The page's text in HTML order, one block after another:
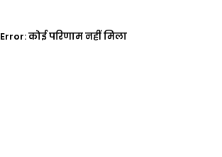
Error:कोई परिणाम नहीं मिला